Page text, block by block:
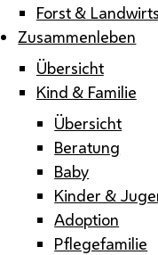
Forst &
Zusammenleben
Übersicht
Kind & Familie
Übersicht
Beratung
Baby
Kinder &
Adoption
Pflegefamilie